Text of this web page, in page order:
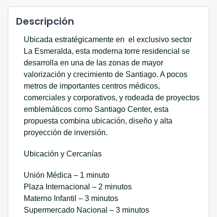
Descripción
Ubicada estratégicamente en el exclusivo sector
La Esmeralda, esta moderna torre residencial se
desarrolla en una de las zonas de mayor
valorización y crecimiento de Santiago. A pocos
metros de importantes centros médicos,
comerciales y corporativos, y rodeada de proyectos
emblemáticos como Santiago Center, esta
propuesta combina ubicación, diseño y alta
proyección de inversión.
Ubicación y Cercanías
Unión Médica – 1 minuto
Plaza Internacional – 2 minutos
Materno Infantil – 3 minutos
Supermercado Nacional – 3 minutos